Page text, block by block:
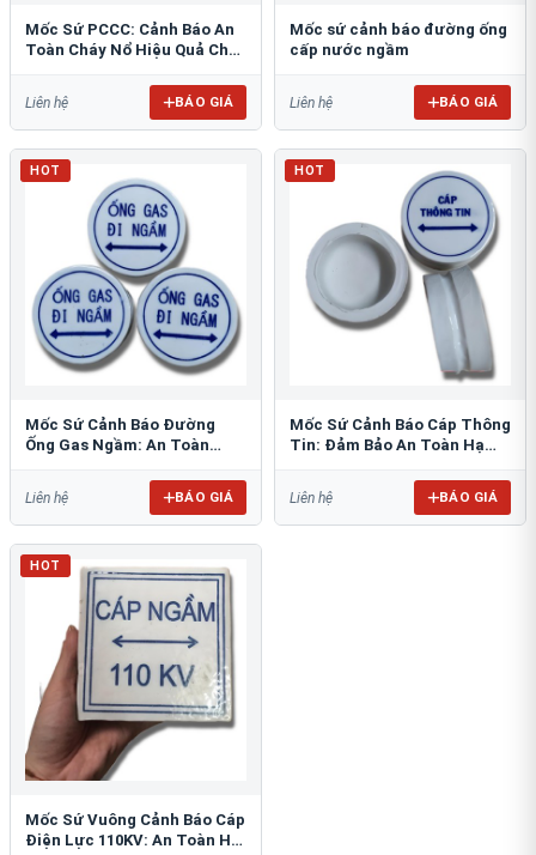
Mốc Sứ PCCC: Cảnh Báo An
Toàn Cháy Nổ Hiệu Quả Cho
Liên hệ BÁO GIÁ
Mốc sứ cảnh báo đường ống
cấp nước ngầm
Liên hệ BÁO GIÁ
HOT
Mốc Sứ Cảnh Báo Đường
Ống Gas Ngầm: An Toàn
Liên hệ BÁO GIÁ
HOT
Mốc Sứ Cảnh Báo Cáp Thông
Tin: Đảm Bảo An Toàn Hạ
Liên hệ BÁO GIÁ
HOT
Mốc Sứ Vuông Cảnh Báo Cáp
Điện Lực 110KV: An Toàn Hệ